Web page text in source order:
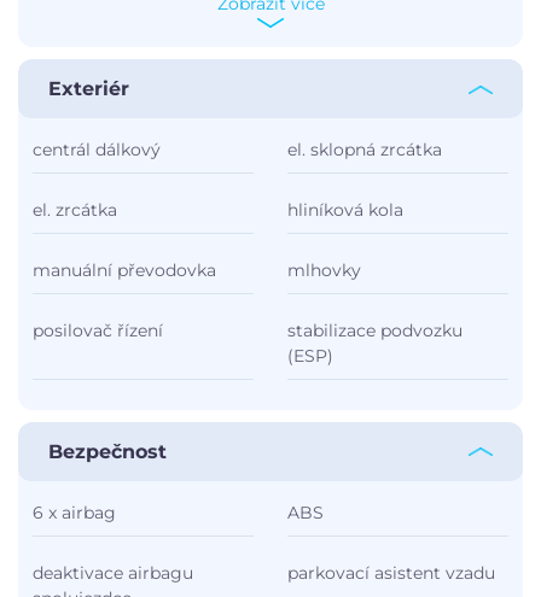
Exteriér
centrál dálkový el. sklopná zrcátka
el. zrcátka hliníková kola
manuální převodovka mlhovky
posilovač řízení
stabilizace podvozku
(ESP)
Bezpečnost
6 x airbag ABS
deaktivace airbagu
parkovací asistent vzadu